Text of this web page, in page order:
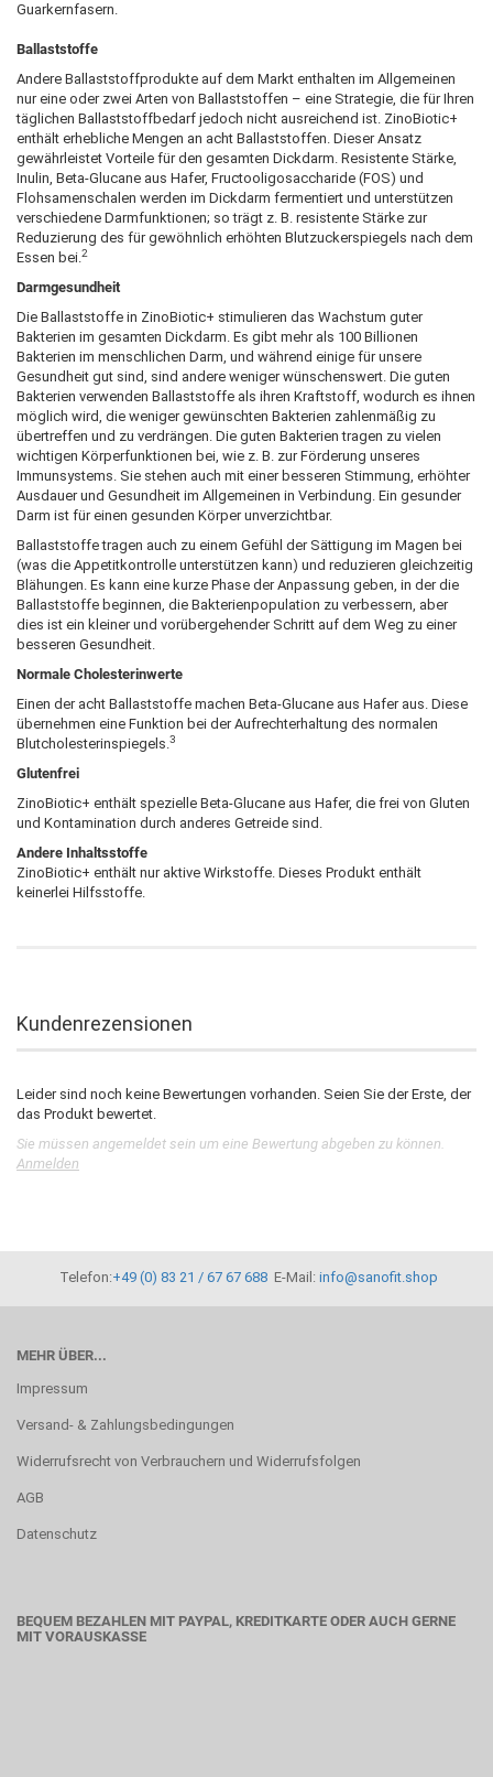
Guarkernfasern.
Ballaststoffe
Andere Ballaststoffprodukte auf dem Markt enthalten im Allgemeinen
nur eine oder zwei Arten von Ballaststoffen – eine Strategie, die für Ihren
täglichen Ballaststoffbedarf jedoch nicht ausreichend ist. ZinoBiotic+
enthält erhebliche Mengen an acht Ballaststoffen. Dieser Ansatz
gewährleistet Vorteile für den gesamten Dickdarm. Resistente Stärke,
Inulin, Beta-Glucane aus Hafer, Fructooligosaccharide (FOS) und
Flohsamenschalen werden im Dickdarm fermentiert und unterstützen
verschiedene Darmfunktionen; so trägt z. B. resistente Stärke zur
Reduzierung des für gewöhnlich erhöhten Blutzuckerspiegels nach dem
Essen bei.2
Darmgesundheit
Die Ballaststoffe in ZinoBiotic+ stimulieren das Wachstum guter
Bakterien im gesamten Dickdarm. Es gibt mehr als 100 Billionen
Bakterien im menschlichen Darm, und während einige für unsere
Gesundheit gut sind, sind andere weniger wünschenswert. Die guten
Bakterien verwenden Ballaststoffe als ihren Kraftstoff, wodurch es ihnen
möglich wird, die weniger gewünschten Bakterien zahlenmäßig zu
übertreffen und zu verdrängen. Die guten Bakterien tragen zu vielen
wichtigen Körperfunktionen bei, wie z. B. zur Förderung unseres
Immunsystems. Sie stehen auch mit einer besseren Stimmung, erhöhter
Ausdauer und Gesundheit im Allgemeinen in Verbindung. Ein gesunder
Darm ist für einen gesunden Körper unverzichtbar.
Ballaststoffe tragen auch zu einem Gefühl der Sättigung im Magen bei
(was die Appetitkontrolle unterstützen kann) und reduzieren gleichzeitig
Blähungen. Es kann eine kurze Phase der Anpassung geben, in der die
Ballaststoffe beginnen, die Bakterienpopulation zu verbessern, aber
dies ist ein kleiner und vorübergehender Schritt auf dem Weg zu einer
besseren Gesundheit.
Normale Cholesterinwerte
Einen der acht Ballaststoffe machen Beta-Glucane aus Hafer aus. Diese
übernehmen eine Funktion bei der Aufrechterhaltung des normalen
Blutcholesterinspiegels.3
Glutenfrei
ZinoBiotic+ enthält spezielle Beta-Glucane aus Hafer, die frei von Gluten
und Kontamination durch anderes Getreide sind.
Andere Inhaltsstoffe
ZinoBiotic+ enthält nur aktive Wirkstoffe. Dieses Produkt enthält
keinerlei Hilfsstoffe.
Kundenrezensionen
Leider sind noch keine Bewertungen vorhanden. Seien Sie der Erste, der
das Produkt bewertet.
Sie müssen angemeldet sein um eine Bewertung abgeben zu können.
Anmelden
Telefon:+49 (0) 83 21 / 67 67 688E-Mail: info@sanofit.shop
MEHR ÜBER...
Impressum
Versand- & Zahlungsbedingungen
Widerrufsrecht von Verbrauchern und Widerrufsfolgen
AGB
Datenschutz
BEQUEM BEZAHLEN MIT PAYPAL, KREDITKARTE ODER AUCH GERNE
MIT VORAUSKASSE